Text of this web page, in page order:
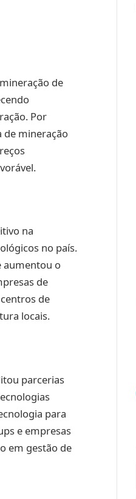
de
Por
de mineração
na
no país.
aumentou o
de
de
locais.
parcerias
para
e empresas
em gestão de